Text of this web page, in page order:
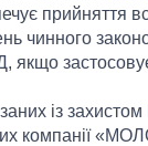
прийняття
чинного
із
компанії